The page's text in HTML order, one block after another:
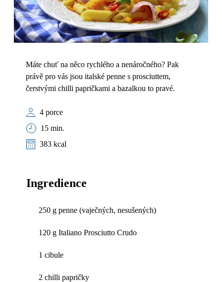
Máte chuť na něco rychlého a nenáročného? Pak
právě pro vás jsou italské penne s prosciuttem,
čerstvými chilli papričkami a bazalkou to pravé.
4 porce
15 min.
383 kcal
Ingredience
250 g penne (vaječných, nesušených)
120 g Italiano Prosciutto Crudo
1 cibule
2 chilli papričky